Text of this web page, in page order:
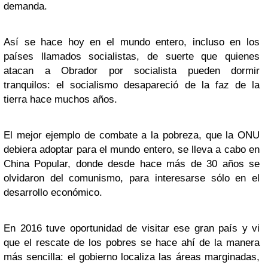
demanda.
Así se hace hoy en el mundo entero, incluso en los
países llamados socialistas, de suerte que quienes
atacan a Obrador por socialista pueden dormir
tranquilos: el socialismo desapareció de la faz de la
tierra hace muchos años.
El mejor ejemplo de combate a la pobreza, que la ONU
debiera adoptar para el mundo entero, se lleva a cabo en
China Popular, donde desde hace más de 30 años se
olvidaron del comunismo, para interesarse sólo en el
desarrollo económico.
En 2016 tuve oportunidad de visitar ese gran país y vi
que el rescate de los pobres se hace ahí de la manera
más sencilla: el gobierno localiza las áreas marginadas,